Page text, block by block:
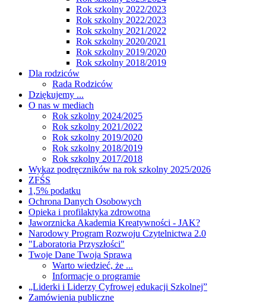
Rok szkolny 2022/2023
Rok szkolny 2022/2023
Rok szkolny 2021/2022
Rok szkolny 2020/2021
Rok szkolny 2019/2020
Rok szkolny 2018/2019
Dla rodziców
Rada Rodziców
Dziękujemy ...
O nas w mediach
Rok szkolny 2024/2025
Rok szkolny 2021/2022
Rok szkolny 2019/2020
Rok szkolny 2018/2019
Rok szkolny 2017/2018
Wykaz podręczników na rok szkolny 2025/2026
ZFŚS
1,5% podatku
Ochrona Danych Osobowych
Opieka i profilaktyka zdrowotna
Jaworznicka Akademia Kreatywności - JAK?
Narodowy Program Rozwoju Czytelnictwa 2.0
"Laboratoria Przyszłości"
Twoje Dane Twoja Sprawa
Warto wiedzieć, że ...
Informacje o programie
„Liderki i Liderzy Cyfrowej edukacji Szkolnej”
Zamówienia publiczne